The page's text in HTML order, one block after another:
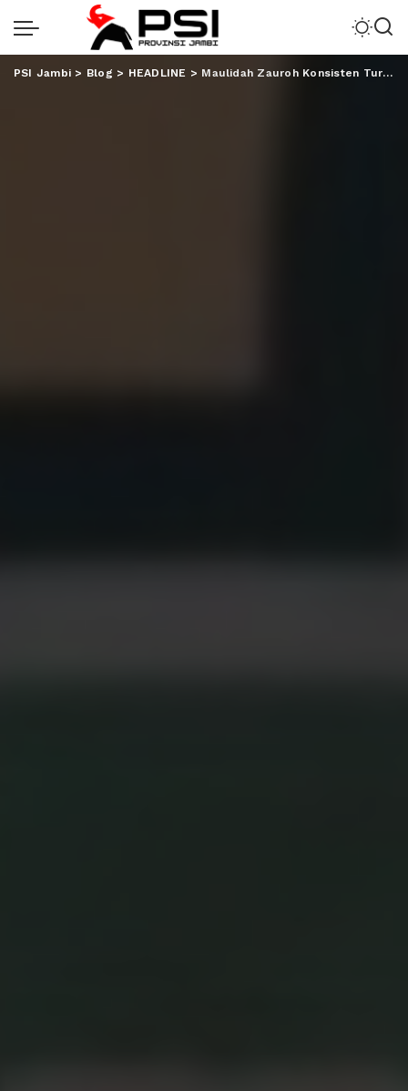
PSI Jambi > Blog > HEADLINE > Maulidah Zauroh Konsisten Turba